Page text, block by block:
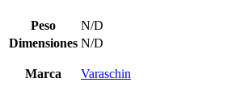
Peso
N/D
Dimensiones N/D
Marca Varaschin